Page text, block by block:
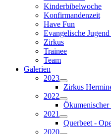
Kinderbibelwoche
Konfirmandenzeit
Have Fun
Evangelische
Zirkus
Trainee
Team
Galerien
2023
Zirkus
2022
2021
Querbeet -
2020